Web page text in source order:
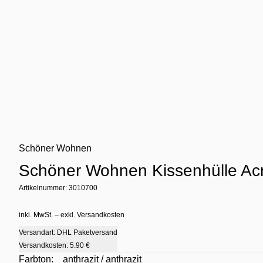
Schöner Wohnen
Schöner Wohnen Kissenhülle
Artikelnummer: 3010700
inkl. MwSt. – exkl. Versandkosten
Versandart: DHL Paketversand
Versandkosten: 5.90 €
Farbton: anthrazit / anthrazit